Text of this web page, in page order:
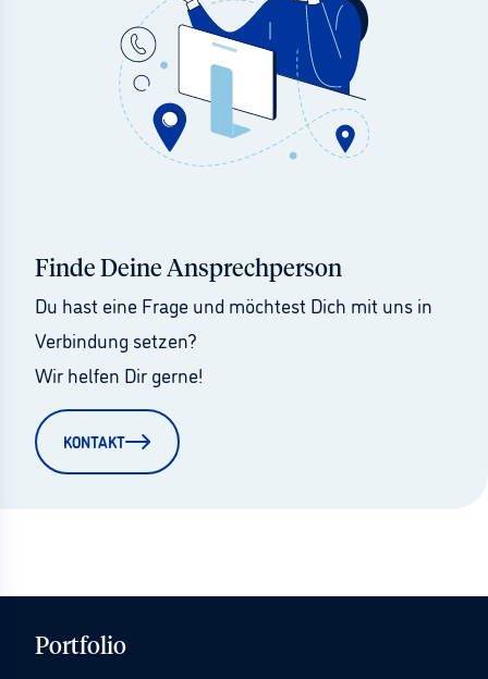
Finde Deine Ansprechperson
Du hast eine Frage und möchtest Dich mit uns in
Verbindung setzen?
Wir helfen Dir gerne!
KONTAKT
Portfolio